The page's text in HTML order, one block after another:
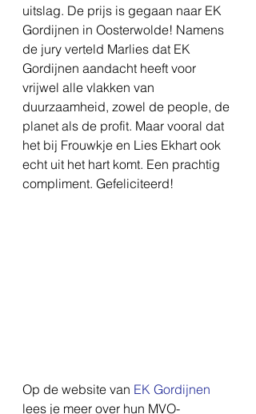
uitslag. De prijs is gegaan naar EK
Gordijnen in Oosterwolde! Namens
de jury verteld Marlies dat EK
Gordijnen aandacht heeft voor
vrijwel alle vlakken van
duurzaamheid, zowel de people, de
planet als de profit. Maar vooral dat
het bij Frouwkje en Lies Ekhart ook
echt uit het hart komt. Een prachtig
compliment. Gefeliciteerd!
Op de website van EK Gordijnen
lees je meer over hun MVO-